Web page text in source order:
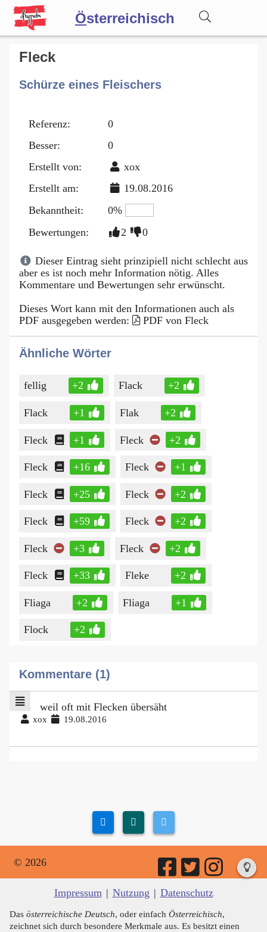
Österreichisch
Wörterbuch
Forum
Blog
Fleck
Schürze eines Fleischers
Referenz:
0
Besser:
0
Erstellt von:
xox
Erstellt am:
19.08.2016
Bekanntheit:
0%
Bewertungen:
2 0
Dieser Eintrag sieht prinzipiell nicht schlecht aus
aber es ist noch mehr Information nötig. Alles
Kommentare und Bewertungen sehr erwünscht.
Dieses Wort kann mit den Informationen auch als
PDF ausgegeben werden:
PDF von Fleck
Ähnliche Wörter
fellig +2 Flack +2
Flack +1 Flak +2
Fleck +1 Fleck +2
Fleck +16 Fleck +1
Fleck +25 Fleck +2
Fleck +59 Fleck +2
Fleck +3 Fleck +2
Fleck +33 Fleke +2
Fliaga +2 Fliaga +1
Flock +2
Kommentare (1)
weil oft mit Flecken übersäht
xox 19.08.2016
© 2026
Impressum | Nutzung | Datenschutz
Das österreichische Deutsch, oder einfach Österreichisch,
zeichnet sich durch besondere Merkmale aus. Es besitzt einen